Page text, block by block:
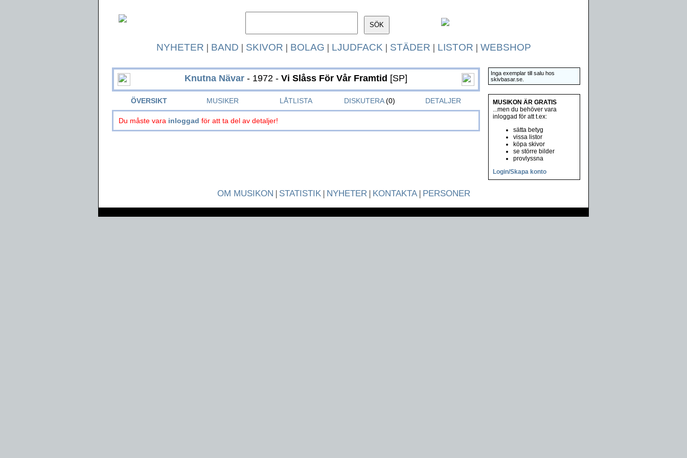
NYHETER | BAND | SKIVOR | BOLAG | LJUDFACK | STÄDER | LISTOR | WEBSHOP
Knutna Nävar - 1972 - Vi Slåss För Vår Framtid [SP]
ÖVERSIKT MUSIKER LÅTLISTA DISKUTERA(0) DETALJER
Du måste vara inloggad för att ta del av detaljer!
Inga exemplar till salu hos
skivbasar.se.
MUSIKON ÄR GRATIS
...men du behöver vara
inloggad för att t.ex:
sätta betyg
vissa listor
köpa skivor
se större bilder
provlyssna
Login/Skapa konto
OM MUSIKON | STATISTIK| NYHETER| KONTAKTA| PERSONER